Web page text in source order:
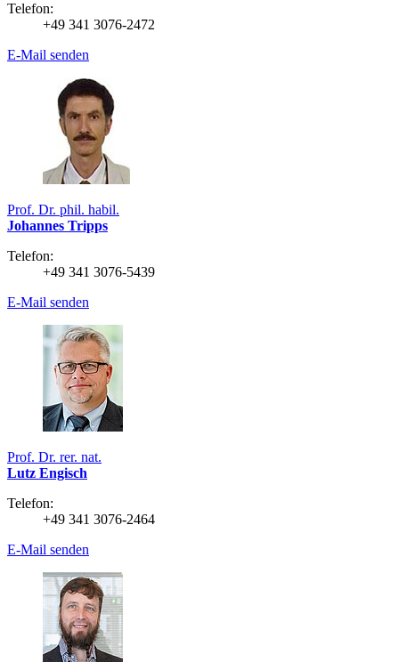
Telefon:
+49 341 3076-2472
E-Mail senden
Prof. Dr. phil. habil.
Johannes Tripps
Telefon:
+49 341 3076-5439
E-Mail senden
Prof. Dr. rer. nat.
Lutz Engisch
Telefon:
+49 341 3076-2464
E-Mail senden